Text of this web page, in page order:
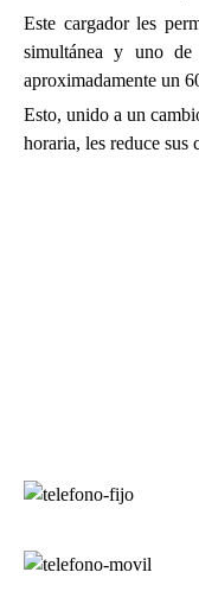
Este cargador les
simultánea y uno
aproximadamente un
Esto, unido a un
horaria, les reduce sus